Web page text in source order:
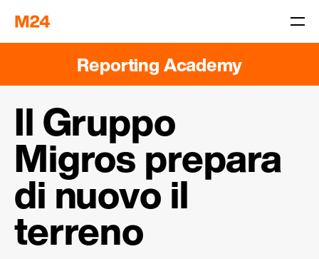
Reporting Academy
Il Gruppo
Migros prepara
di nuovo il
terreno